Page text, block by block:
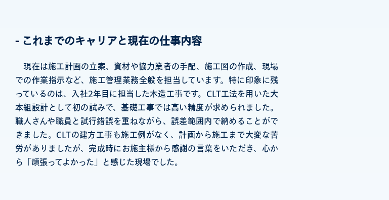
- これまでのキャリアと現在の仕事内容
現在は施工計画の立案、資材や協力業者の手配、施工図の作成、現場
での作業指示など、施工管理業務全般を担当しています。特に印象に残
っているのは、入社2年目に担当した木造工事です。CLT工法を用いた大
本組設計として初の試みで、基礎工事では高い精度が求められました。
職人さんや職員と試行錯誤を重ねながら、誤差範囲内で納めることがで
きました。CLTの建方工事も施工例がなく、計画から施工まで大変な苦
労がありましたが、完成時にお施主様から感謝の言葉をいただき、心か
ら「頑張ってよかった」と感じた現場でした。